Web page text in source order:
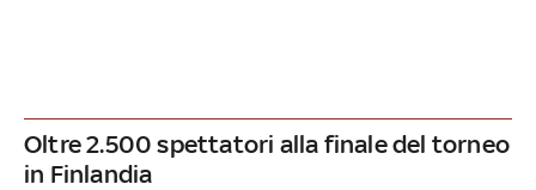
Oltre 2.500 spettatori alla finale del torneo
in Finlandia